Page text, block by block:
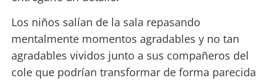
Los niños salían de la sala repasando
mentalmente momentos agradables y no tan
agradables vividos junto a sus compañeros del
cole que podrían transformar de forma parecida